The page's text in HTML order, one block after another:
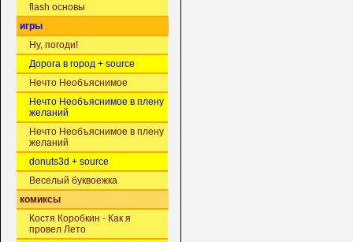
flash основы
игры
Ну, погоди!
Дорога в город + source
Нечто Необъяснимое
Нечто Необъяснимое в плену
желаний
Нечто Необъяснимое в плену
желаний
donuts3d + source
Веселый буквоежка
комиксы
Костя Коробкин - Как я
провел Лето